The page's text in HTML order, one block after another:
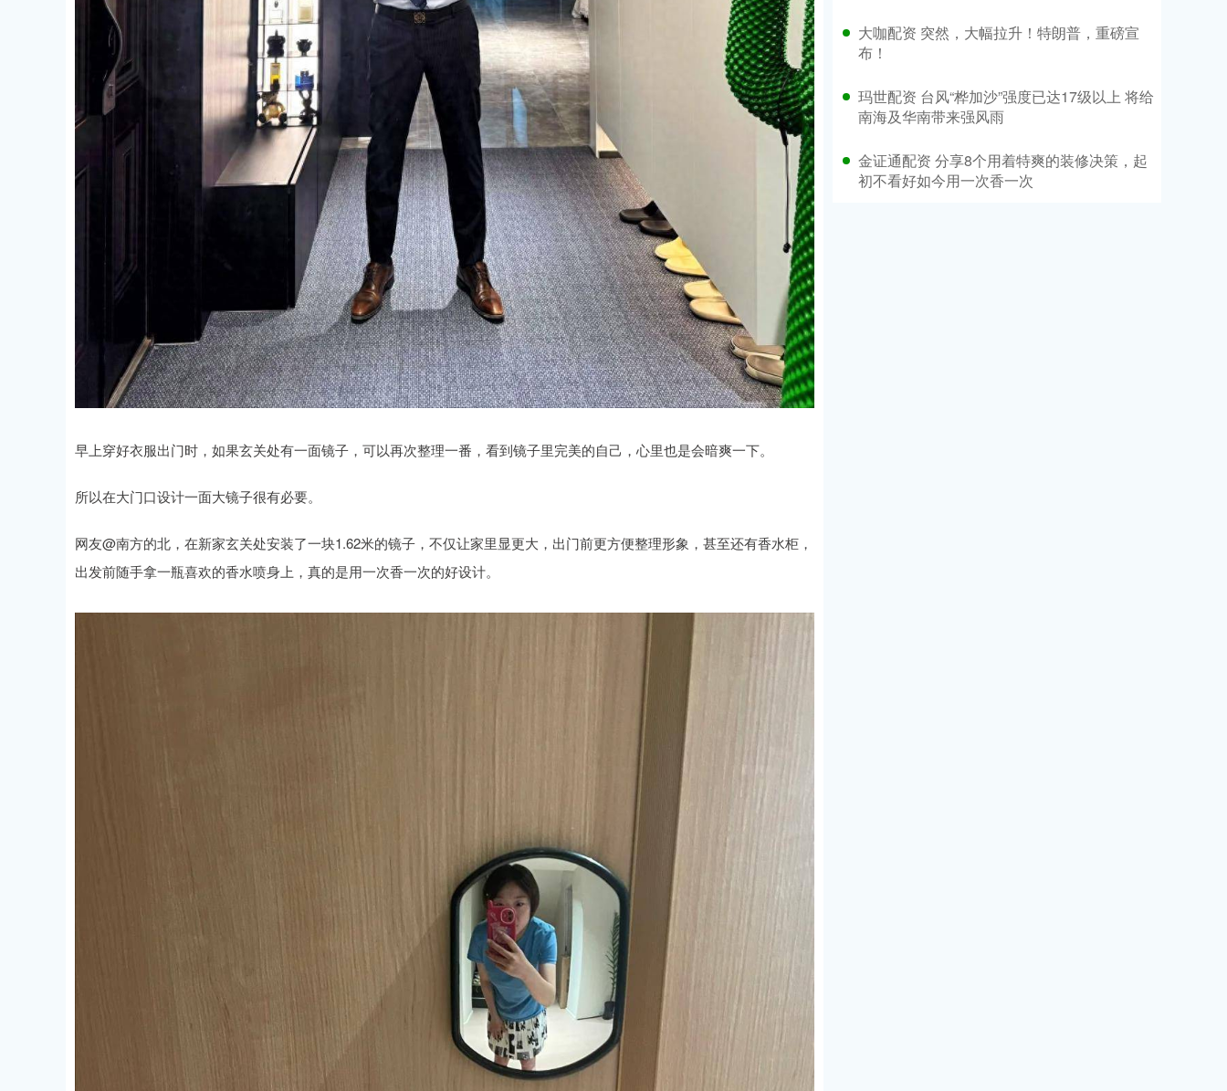
早上穿好衣服出门时，如果玄关处有一面镜子，可以再次整理一番，看到镜子里完美的自己，心里也是会暗爽一下。
所以在大门口设计一面大镜子很有必要。
网友@南方的北，在新家玄关处安装了一块1.62米的镜子，不仅让家里显更大，出门前更方便整理形象，甚至还有香水柜，
出发前随手拿一瓶喜欢的香水喷身上，真的是用一次香一次的好设计。
大咖配资 突然，大幅拉升！特朗普，重磅宣
布！
玛世配资 台风“桦加沙”强度已达17级以上 将给
南海及华南带来强风雨
金证通配资 分享8个用着特爽的装修决策，起
初不看好如今用一次香一次